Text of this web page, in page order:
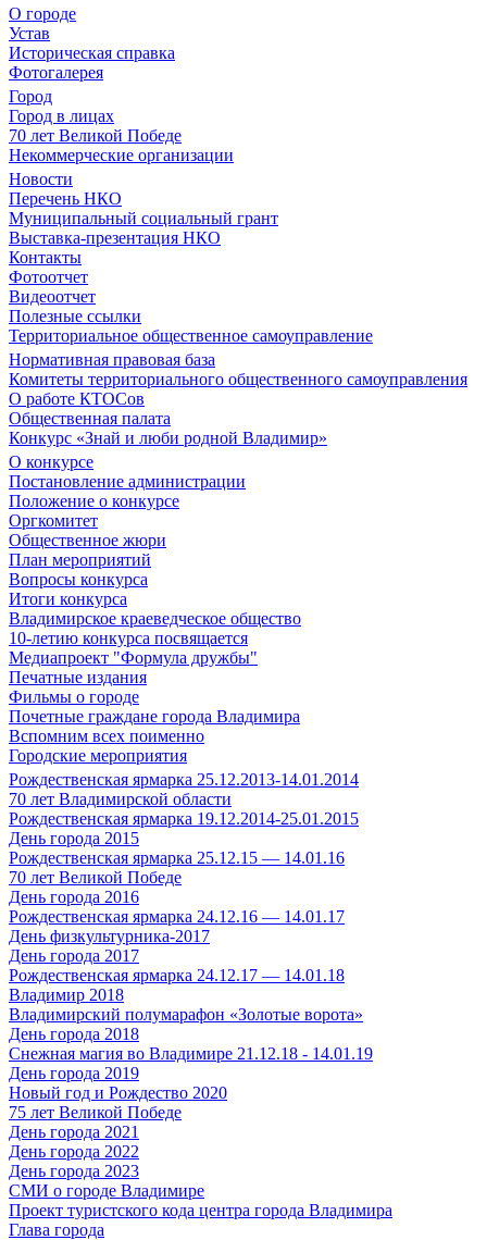
О городе
Устав
Историческая справка
Фотогалерея
Город
Город в лицах
70 лет Великой Победе
Некоммерческие организации
Новости
Перечень НКО
Муниципальный социальный грант
Выставка-презентация НКО
Контакты
Фотоотчет
Видеоотчет
Полезные ссылки
Территориальное общественное самоуправление
Нормативная правовая база
Комитеты территориального общественного самоуправления
О работе КТОСов
Общественная палата
Конкурс «Знай и люби родной Владимир»
О конкурсе
Постановление администрации
Положение о конкурсе
Оргкомитет
Общественное жюри
План мероприятий
Вопросы конкурса
Итоги конкурса
Владимирское краеведческое общество
10-летию конкурса посвящается
Медиапроект "Формула дружбы"
Печатные издания
Фильмы о городе
Почетные граждане города Владимира
Вспомним всех поименно
Городские мероприятия
Рождественская ярмарка 25.12.2013-14.01.2014
70 лет Владимирской области
Рождественская ярмарка 19.12.2014-25.01.2015
День города 2015
Рождественская ярмарка 25.12.15 — 14.01.16
70 лет Великой Победе
День города 2016
Рождественская ярмарка 24.12.16 — 14.01.17
День физкультурника-2017
День города 2017
Рождественская ярмарка 24.12.17 — 14.01.18
Владимир 2018
Владимирский полумарафон «Золотые ворота»
День города 2018
Снежная магия во Владимире 21.12.18 - 14.01.19
День города 2019
Новый год и Рождество 2020
75 лет Великой Победе
День города 2021
День города 2022
День города 2023
СМИ о городе Владимире
Проект туристского кода центра города Владимира
Глава города